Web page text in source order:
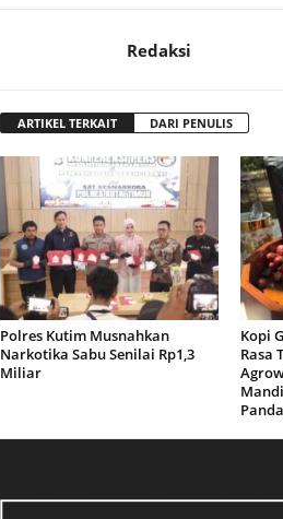
Redaksi
ARTIKEL TERKAIT DARI PENULIS
Polres Kutim Musnahkan
Narkotika Sabu Senilai Rp1,3
Miliar
Kopi
Rasa